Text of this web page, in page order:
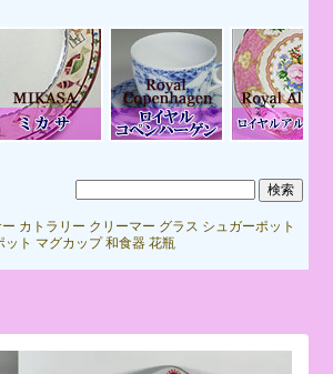
カトラリー クリーマー グラス シュガーポット
ット マグカップ 和食器 花瓶